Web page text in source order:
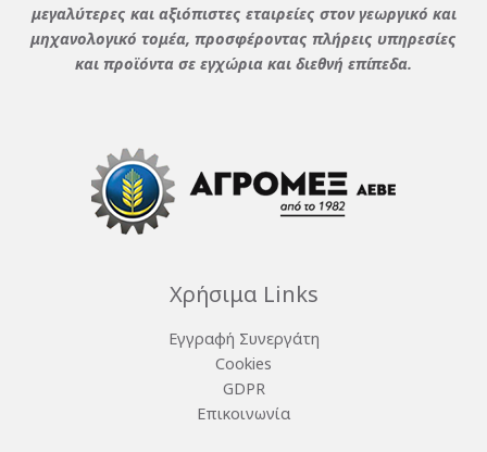
μεγαλύτερες και αξιόπιστες εταιρείες στον γεωργικό και
μηχανολογικό τομέα, προσφέροντας πλήρεις υπηρεσίες
και προϊόντα σε εγχώρια και διεθνή επίπεδα.
Χρήσιμα Links
Εγγραφή Συνεργάτη
Cookies
GDPR
Επικοινωνία